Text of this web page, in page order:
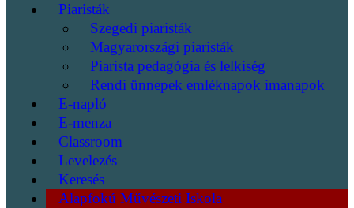
Piaristák
Szegedi piaristák
Magyarországi piaristák
Piarista pedagógia és lelkiség
Rendi ünnepek emléknapok imanapok
E-napló
E-menza
Classroom
Levelezés
Keresés
Alapfokú Művészeti Iskola